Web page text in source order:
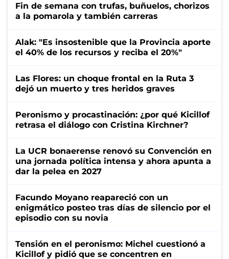
Fin de semana con trufas, buñuelos, chorizos
a la pomarola y también carreras
Alak: "Es insostenible que la Provincia aporte
el 40% de los recursos y reciba el 20%"
Las Flores: un choque frontal en la Ruta 3
dejó un muerto y tres heridos graves
Peronismo y procastinación: ¿por qué Kicillof
retrasa el diálogo con Cristina Kirchner?
La UCR bonaerense renovó su Convención en
una jornada política intensa y ahora apunta a
dar la pelea en 2027
Facundo Moyano reapareció con un
enigmático posteo tras días de silencio por el
episodio con su novia
Tensión en el peronismo: Michel cuestionó a
Kicillof y pidió que se concentren en